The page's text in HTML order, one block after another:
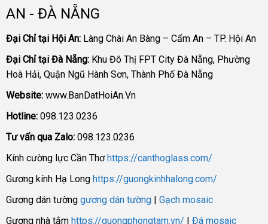
AN - ĐÀ NẴNG
Đại Chỉ tại Hội An:Làng Chài An Bàng – Cẩm An – TP. Hội An
Đại Chỉ tại Đà Nẵng:Khu Đô Thị FPT City Đà Nẵng, Phường
Hoà Hải, Quận Ngũ Hành Sơn, Thành Phố Đà Nẵng
Website:www.BanDatHoiAn.Vn
Hotline:098.123.0236
Tư vấn qua Zalo:098.123.0236
Kính cường lực Cần Thơhttps://canthoglass.com/
Gương kính Hạ Long https://guongkinhhalong.com/
Gương dán tường gương dán tường| Gạch mosaic
Gương nhà tắm https://guongphongtam.vn/ | Đá mosaic